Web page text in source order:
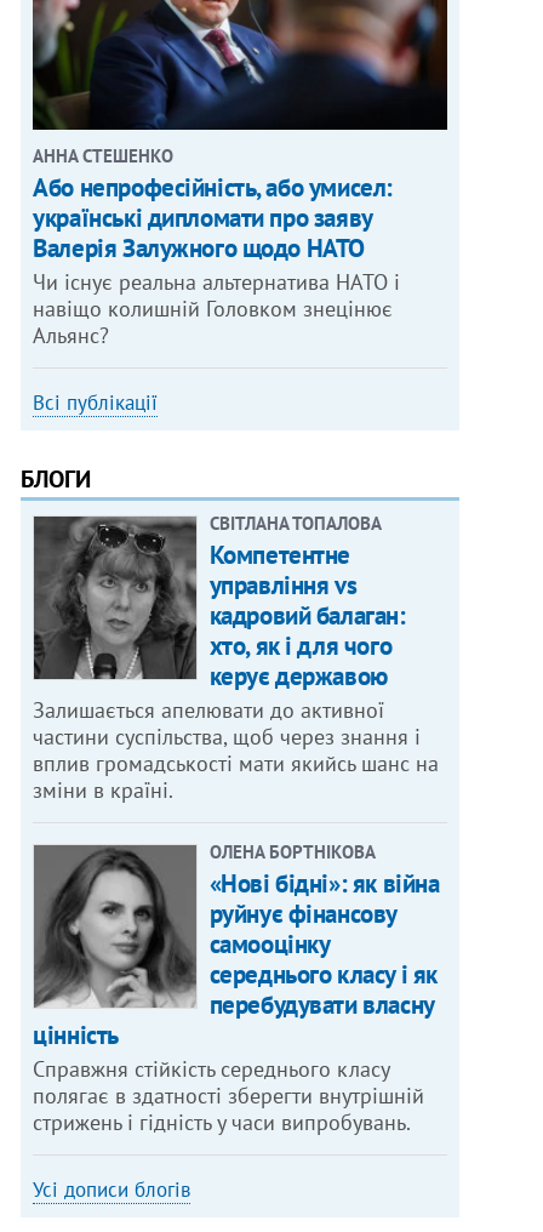
АННА СТЕШЕНКО
Або непрофесійність, або умисел:
українські дипломати про заяву
Валерія Залужного щодо НАТО
Чи існує реальна альтернатива НАТО і
навіщо колишній Головком знецінює
Альянс?
Всі публікації
БЛОГИ
СВІТЛАНА ТОПАЛОВА
Компетентне
управління vs
кадровий балаган:
хто, як і для чого
керує державою
Залишається апелювати до активної
частини суспільства, щоб через знання і
вплив громадськості мати якийсь шанс на
зміни в країні.
ОЛЕНА БОРТНІКОВА
«Нові бідні»: як війна
руйнує фінансову
самооцінку
середнього класу і як
перебудувати власну
цінність
Справжня стійкість середнього класу
полягає в здатності зберегти внутрішній
стрижень і гідність у часи випробувань.
Усі дописи блогів